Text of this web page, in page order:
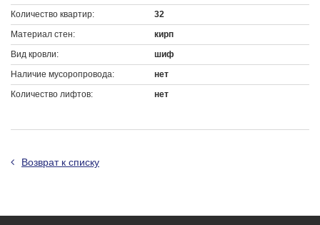
Количество квартир:
32
Материал стен:
кирп
Вид кровли:
шиф
Наличие мусоропровода:
нет
Количество лифтов:
нет
Возврат к списку